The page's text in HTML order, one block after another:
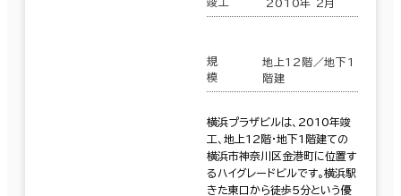
2010年 2月
規
模
地上12階／地下1
階建
横浜プラザビルは、2010年竣
工、地上12階・地下1階建ての
横浜市神奈川区金港町に位置す
るハイグレードビルです。横浜駅
きた東口から徒歩5分という優
人数
～